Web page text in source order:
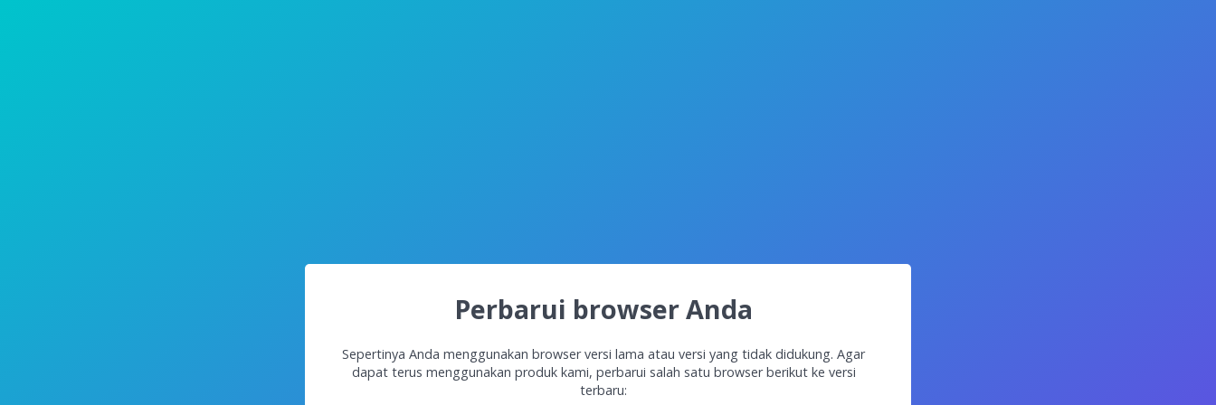
Perbarui browser Anda
Sepertinya Anda menggunakan browser versi lama atau versi yang tidak didukung. Agar
dapat terus menggunakan produk kami, perbarui salah satu browser berikut ke versi
terbaru: